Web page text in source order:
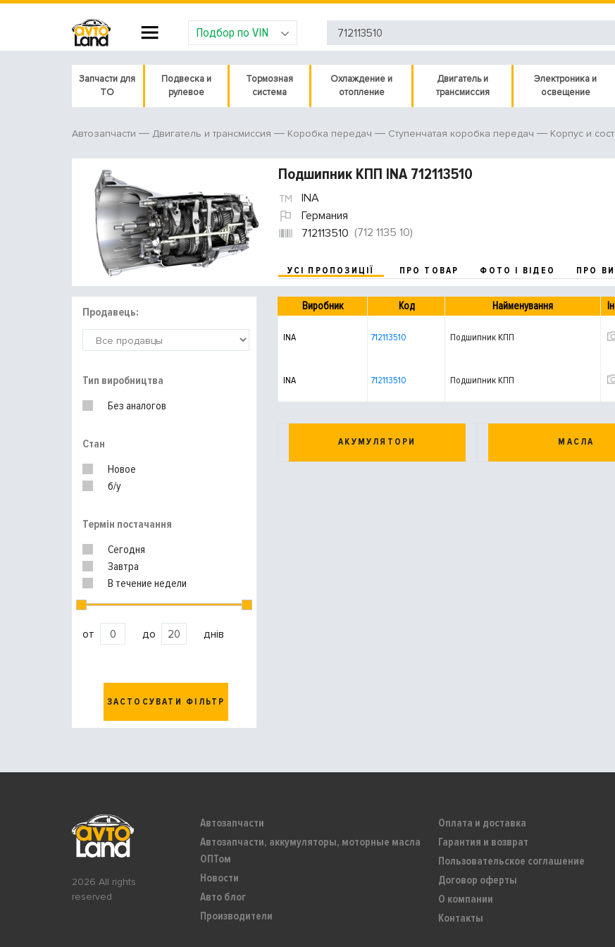
Подбор по VIN
Запчасти для
ТО
Подвеска и
рулевое
Тормозная
система
Охлаждение и
отопление
Двигатель и
трансмиссия
Электроника и
освещение
Автозапчасти Двигатель и трансмиссия Коробка передач Ступенчатая коробка передач Корпус и
Подшипник КПП INA 712113510
INA
Германия
712113510 (712 1135 10)
УСІ ПРОПОЗИЦІЇ ПРО ТОВАР ФОТО І ВІДЕО ПРО
Продавець:
Тип виробництва
Без аналогов
Стан
Новое
б/у
Термін постачання
Сегодня
Завтра
В течение недели
от до днів
ЗАСТОСУВАТИ ФІЛЬТР
Виробник Код Найменування
INA 712113510 Подшипник КПП
INA 712113510 Подшипник КПП
АКУМУЛЯТОРИ МАСЛА
2026 All rights
reserved
Автозапчасти
Автозапчасти, аккумуляторы, моторные масла
ОПТом
Новости
Авто блог
Производители
Оплата и доставка
Гарантия и возврат
Пользовательское соглашение
Договор оферты
О компании
Контакты